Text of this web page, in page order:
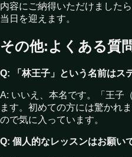
内容にご納得いただけました
当日を迎えます。
その他:よくある質
Q: 「林王子」という名前はス
A: いいえ、本名です。「王子
ます。初めての方には驚かれ
ので気に入っています。
Q: 個人的なレッスンはお願い